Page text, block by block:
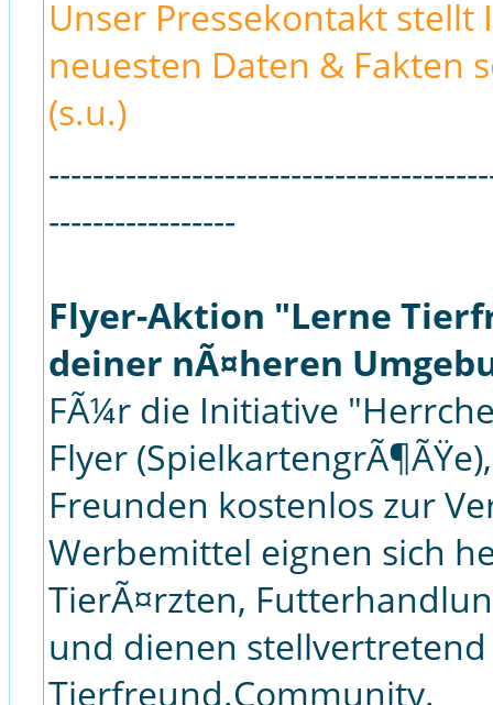
Unser Pressekontakt
neuesten Daten & Fakten
(s.u.)
-----------------
Flyer-Aktion "Lerne
deiner nÃ¤heren
FÃ¼r die Initiative
Flyer
Freunden kostenlos zur
Werbemittel eignen sich
TierÃ¤rzten,
und dienen
Tierfreund.Community.